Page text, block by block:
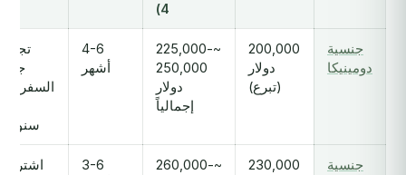
4)
جنسية
دومينيكا
200,000
دولار
(تبرع)
~225,000-
250,000
دولار
إجمالياً
4-6
أشهر
تجديد
جواز
السفر كل
سنوات
جنسية
230,000
~260,000-
3-6
اشتراط